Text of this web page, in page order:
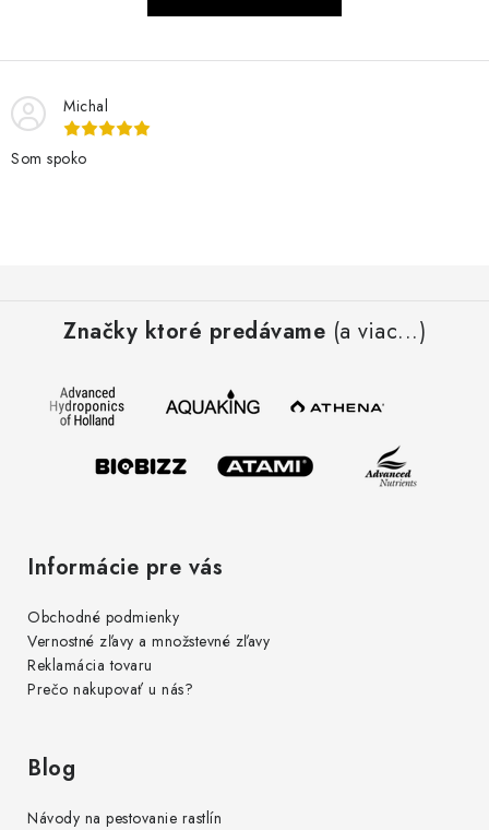
Michal
Som spoko
Značky ktoré predávame (a viac...)
Informácie pre vás
Obchodné podmienky
Vernostné zľavy a množstevné zľavy
Reklamácia tovaru
Prečo nakupovať u nás?
Blog
Návody na pestovanie rastlín